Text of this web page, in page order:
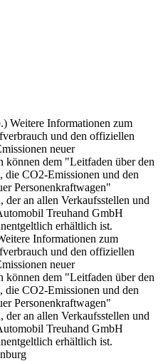
Weitere Informationen zum
und den offiziellen
neuer
können dem "Leitfaden über den
die CO2-Emissionen und den
Personenkraftwagen"
der an allen Verkaufsstellen und
Treuhand GmbH
erhältlich ist.
Informationen zum
und den offiziellen
neuer
können dem "Leitfaden über den
die CO2-Emissionen und den
Personenkraftwagen"
der an allen Verkaufsstellen und
Treuhand GmbH
erhältlich ist.